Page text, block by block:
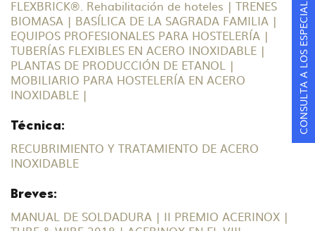
FLEXBRICK®. Rehabilitación de hoteles | TRENES
BIOMASA | BASÍLICA DE LA SAGRADA FAMILIA |
EQUIPOS PROFESIONALES PARA HOSTELERÍA |
TUBERÍAS FLEXIBLES EN ACERO INOXIDABLE |
PLANTAS DE PRODUCCIÓN DE ETANOL |
MOBILIARIO PARA HOSTELERÍA EN ACERO
INOXIDABLE |
Técnica:
RECUBRIMIENTO Y TRATAMIENTO DE ACERO
INOXIDABLE
Breves:
MANUAL DE SOLDADURA | II PREMIO ACERINOX |
CONSULTA A LOS ESPECIALISTAS